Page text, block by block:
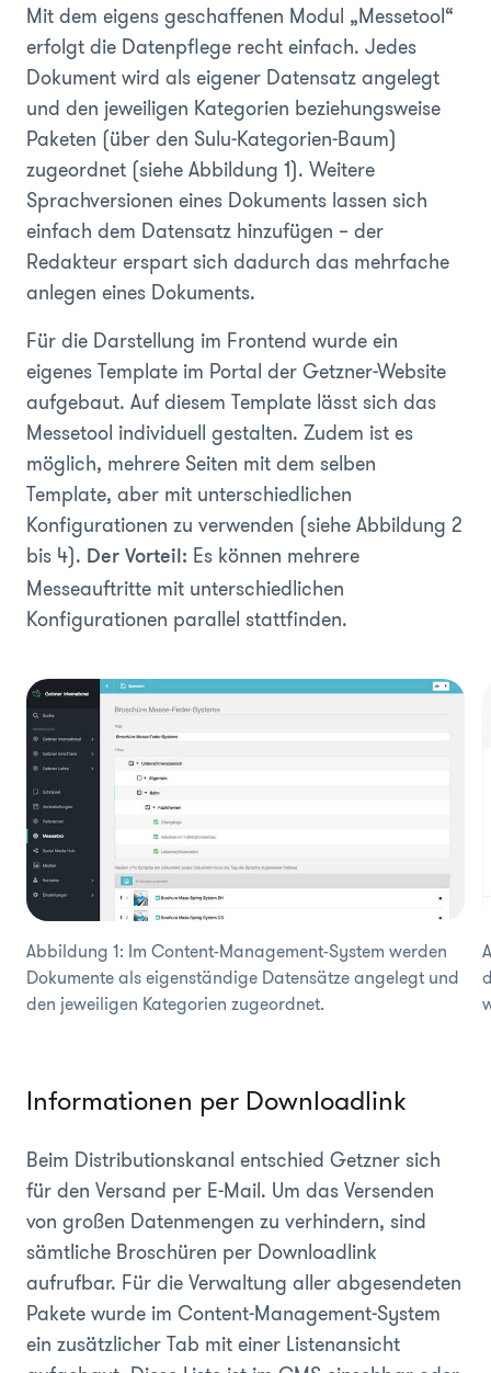
Mit dem eigens geschaffenen Modul „Messetool“
erfolgt die Datenpflege recht einfach. Jedes
Dokument wird als eigener Datensatz angelegt
und den jeweiligen Kategorien beziehungsweise
Paketen (über den Sulu-Kategorien-Baum)
zugeordnet (siehe Abbildung 1). Weitere
Sprachversionen eines Dokuments lassen sich
einfach dem Datensatz hinzufügen – der
Redakteur erspart sich dadurch das mehrfache
anlegen eines Dokuments.
Für die Darstellung im Frontend wurde ein
eigenes Template im Portal der Getzner-Website
aufgebaut. Auf diesem Template lässt sich das
Messetool individuell gestalten. Zudem ist es
möglich, mehrere Seiten mit dem selben
Template, aber mit unterschiedlichen
Konfigurationen zu verwenden (siehe Abbildung 2
bis 4). Der Vorteil: Es können mehrere
Messeauftritte mit unterschiedlichen
Konfigurationen parallel stattfinden.
Abbildung 1: Im Content-Management-System werden
Dokumente als eigenständige Datensätze angelegt und
den jeweiligen Kategorien zugeordnet.
Informationen per Downloadlink
Beim Distributionskanal entschied Getzner sich
für den Versand per E-Mail. Um das Versenden
von großen Datenmengen zu verhindern, sind
sämtliche Broschüren per Downloadlink
aufrufbar. Für die Verwaltung aller abgesendeten
Pakete wurde im Content-Management-System
ein zusätzlicher Tab mit einer Listenansicht